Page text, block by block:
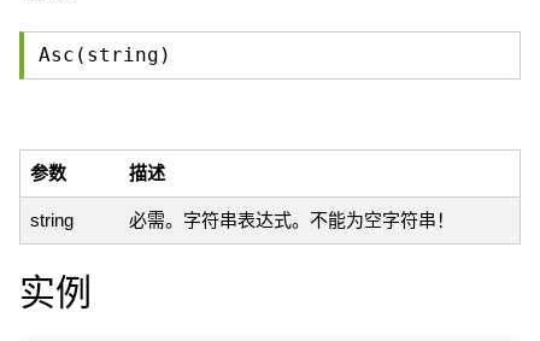
Asc(string)
参数 描述
string 必需。字符串表达式。不能为空字符串！
实例